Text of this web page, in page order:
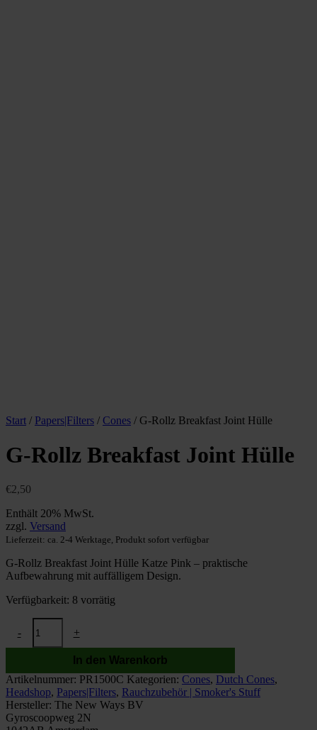
Start / Papers|Filters / Cones / G-Rollz Breakfast Joint Hülle
G-Rollz Breakfast Joint Hülle
€2,50
Enthält 20% MwSt.
zzgl. Versand
Lieferzeit: ca. 2-4 Werktage, Produkt sofort verfügbar
G-Rollz Breakfast Joint Hülle Katze Pink – praktische
Aufbewahrung mit auffälligem Design.
Verfügbarkeit: 8 vorrätig
-
Rollz
Breakfast
Hülle
Menge
+
In den Warenkorb
Artikelnummer: PR1500C Kategorien: Cones, Dutch Cones,
Headshop, Papers|Filters, Rauchzubehör | Smoker's Stuff
Hersteller: The New Ways BV
Gyroscoopweg 2N